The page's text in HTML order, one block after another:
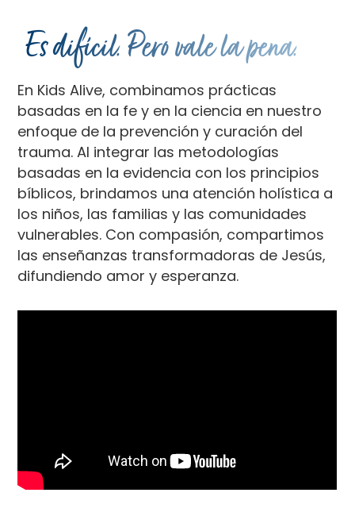
Es difícil. Pero vale la pena.
En Kids Alive, combinamos prácticas
basadas en la fe y en la ciencia en nuestro
enfoque de la prevención y curación del
trauma. Al integrar las metodologías
basadas en la evidencia con los principios
bíblicos, brindamos una atención holística a
los niños, las familias y las comunidades
vulnerables. Con compasión, compartimos
las enseñanzas transformadoras de Jesús,
difundiendo amor y esperanza.